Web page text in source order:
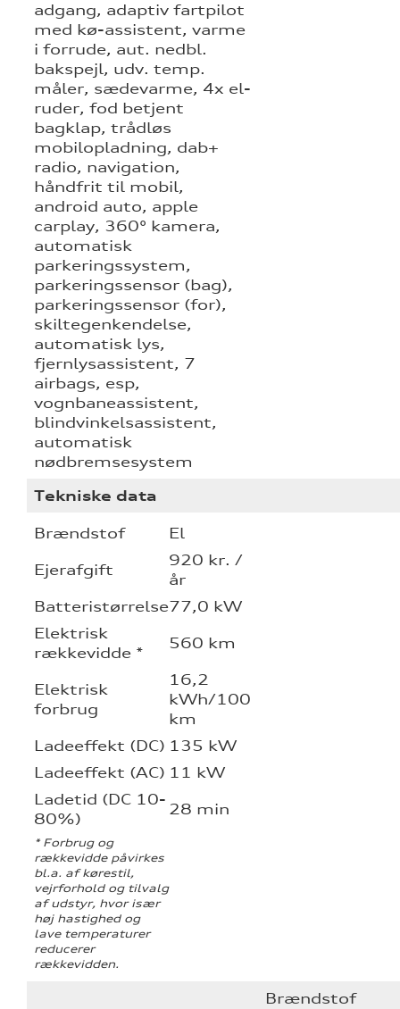
adgang, adaptiv fartpilot
med kø-assistent, varme
i forrude, aut. nedbl.
bakspejl, udv. temp.
måler, sædevarme, 4x el-
ruder, fod betjent
bagklap, trådløs
mobilopladning, dab+
radio, navigation,
håndfrit til mobil,
android auto, apple
carplay, 360° kamera,
automatisk
parkeringssystem,
parkeringssensor (bag),
parkeringssensor (for),
skiltegenkendelse,
automatisk lys,
fjernlysassistent, 7
airbags, esp,
vognbaneassistent,
blindvinkelsassistent,
automatisk
nødbremsesystem
Tekniske data
Brændstof El
Ejerafgift
920 kr. /
år
Batteristørrelse77,0 kW
Elektrisk
rækkevidde *
560 km
Elektrisk
forbrug
16,2
kWh/100
km
Ladeeffekt (DC) 135 kW
Ladeeffekt (AC) 11 kW
Ladetid (DC 10-
80%)
28 min
* Forbrug og
rækkevidde påvirkes
bl.a. af kørestil,
vejrforhold og tilvalg
af udstyr, hvor især
høj hastighed og
lave temperaturer
reducerer
rækkevidden.
Brændstof